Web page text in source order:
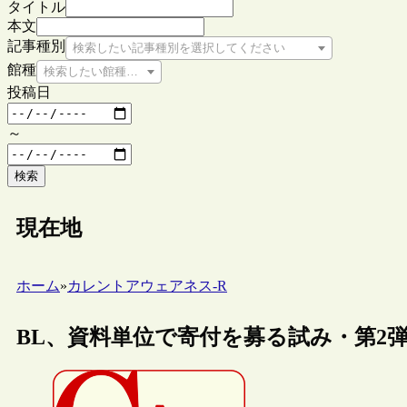
タイトル
本文
記事種別
検索したい記事種別を選択してください
館種 検索したい館種を選択してください
投稿日
～
検索
現在地
ホーム»カレントアウェアネス-R
BL、資料単位で寄付を募る試み・第2